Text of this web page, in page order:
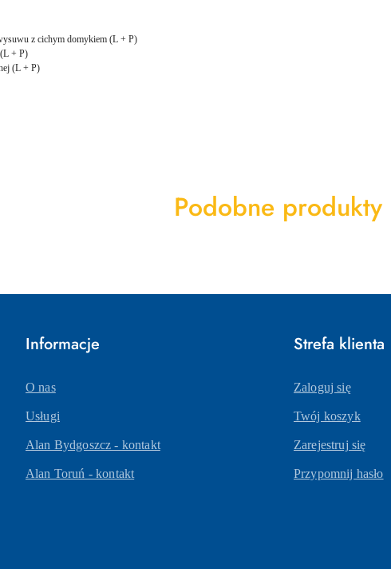
z cichym domykiem (L + P)
+ P)
(L + P)
Produkty
Podobne produkty
Informacje
O nas
Usługi
Alan Bydgoszcz - kontakt
Alan Toruń - kontakt
Strefa klienta
Zaloguj się
Twój koszyk
Zarejestruj się
Przypomnij hasło